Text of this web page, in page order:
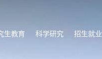
生教育 科学研究 招生就业